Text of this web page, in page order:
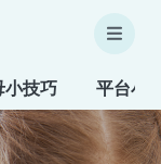
小技巧 平台小